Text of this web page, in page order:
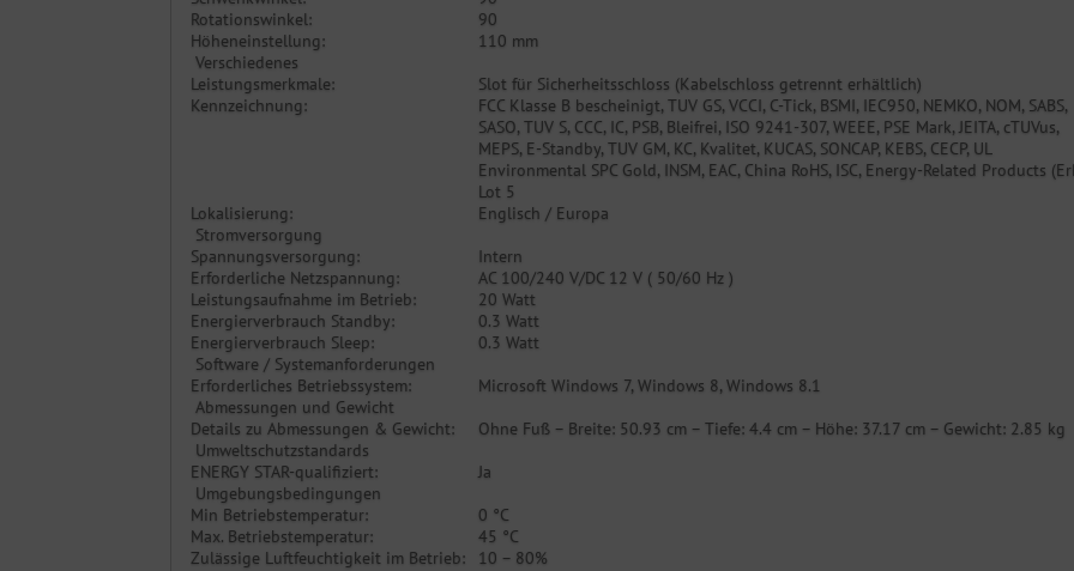
Rotationswinkel:
90
Höheneinstellung:
110 mm
Verschiedenes
Leistungsmerkmale:
Slot für Sicherheitsschloss (Kabelschloss getrennt erhältlich)
Kennzeichnung:
FCC Klasse B bescheinigt, TUV GS, VCCI, C-Tick, BSMI, IEC950, NEMKO, NOM, SABS,
SASO, TUV S, CCC, IC, PSB, Bleifrei, ISO 9241-307, WEEE, PSE Mark, JEITA, cTUVus,
MEPS, E-Standby, TUV GM, KC, Kvalitet, KUCAS, SONCAP, KEBS, CECP, UL
Environmental SPC Gold, INSM, EAC, China RoHS, ISC, Energy-Related Products
Lot 5
Lokalisierung:
Englisch / Europa
Stromversorgung
Spannungsversorgung:
Intern
Erforderliche Netzspannung:
AC 100/240 V/DC 12 V ( 50/60 Hz )
Leistungsaufnahme im Betrieb:
20 Watt
Energierverbrauch Standby:
0.3 Watt
Energierverbrauch Sleep:
0.3 Watt
Software / Systemanforderungen
Erforderliches Betriebssystem:
Microsoft Windows 7, Windows 8, Windows 8.1
Abmessungen und Gewicht
Details zu Abmessungen & Gewicht:
Ohne Fuß – Breite: 50.93 cm – Tiefe: 4.4 cm – Höhe: 37.17 cm – Gewicht: 2.85 kg
Umweltschutzstandards
ENERGY STAR-qualifiziert:
Ja
Umgebungsbedingungen
Min Betriebstemperatur:
0 °C
Max. Betriebstemperatur:
45 °C
Zulässige Luftfeuchtigkeit im Betrieb:
10 – 80%